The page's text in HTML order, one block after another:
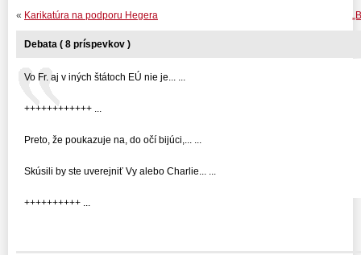
« Karikatúra na podporu Hegera
Debata ( 8 príspevkov )
Vo Fr. aj v iných štátoch EÚ nie je... ...
++++++++++++ ...
Preto, že poukazuje na, do očí bijúci,... ...
Skúsili by ste uverejniť Vy alebo Charlie... ...
++++++++++ ...